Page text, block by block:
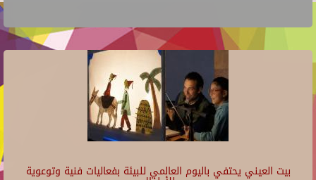
بيت العيني يحتفي باليوم العالمي للبيئة بفعاليات فنية وتوعوية